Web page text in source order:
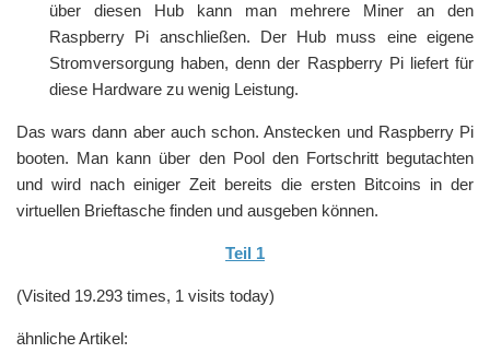
über diesen Hub kann man mehrere Miner an den
Raspberry Pi anschließen. Der Hub muss eine eigene
Stromversorgung haben, denn der Raspberry Pi liefert für
diese Hardware zu wenig Leistung.
Das wars dann aber auch schon. Anstecken und Raspberry Pi
booten. Man kann über den Pool den Fortschritt begutachten
und wird nach einiger Zeit bereits die ersten Bitcoins in der
virtuellen Brieftasche finden und ausgeben können.
Teil 1
(Visited 19.293 times, 1 visits today)
ähnliche Artikel: